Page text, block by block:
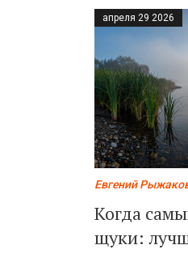
апреля 29 2026
Евгений
Когда
щуки: